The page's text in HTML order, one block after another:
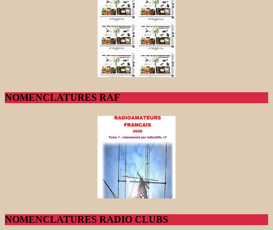
NOMENCLATURES RAF
NOMENCLATURES RADIO CLUBS